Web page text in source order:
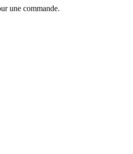
une commande.